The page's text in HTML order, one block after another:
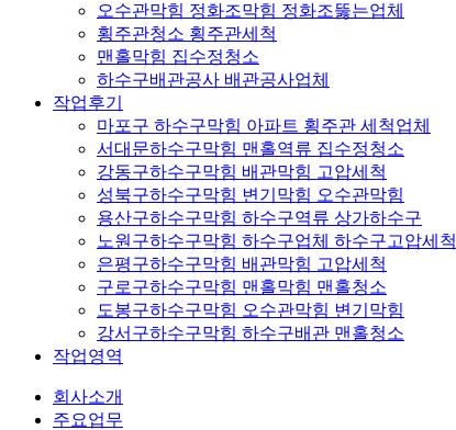
오수관막힘 정화조막힘 정화조뚫는업체
횡주관청소 횡주관세척
맨홀막힘 집수정청소
하수구배관공사 배관공사업체
작업후기
마포구 하수구막힘 아파트 횡주관 세척업체
서대문하수구막힘 맨홀역류 집수정청소
강동구하수구막힘 배관막힘 고압세척
성북구하수구막힘 변기막힘 오수관막힘
용산구하수구막힘 하수구역류 상가하수구
노원구하수구막힘 하수구업체 하수구고압세척
은평구하수구막힘 배관막힘 고압세척
구로구하수구막힘 맨홀막힘 맨홀청소
도봉구하수구막힘 오수관막힘 변기막힘
강서구하수구막힘 하수구배관 맨홀청소
작업영역
회사소개
주요업무